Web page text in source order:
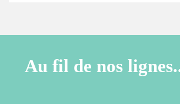
Au fil de nos